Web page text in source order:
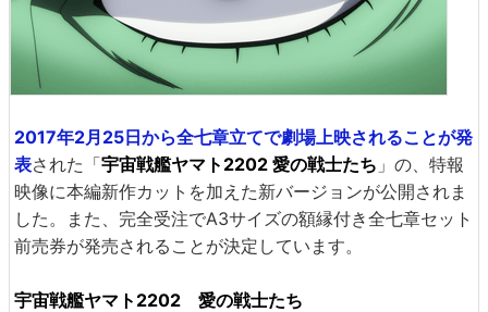
2017年2月25日から全七章立てで劇場上映されることが発
表された「宇宙戦艦ヤマト2202 愛の戦士たち 」の、特報
映像に本編新作カットを加えた新バージョンが公開されま
した。また、完全受注でA3サイズの額縁付き全七章セット
前売券が発売されることが決定しています。
宇宙戦艦ヤマト2202 愛の戦士たち